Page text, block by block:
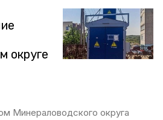
округе
Минераловодского округа